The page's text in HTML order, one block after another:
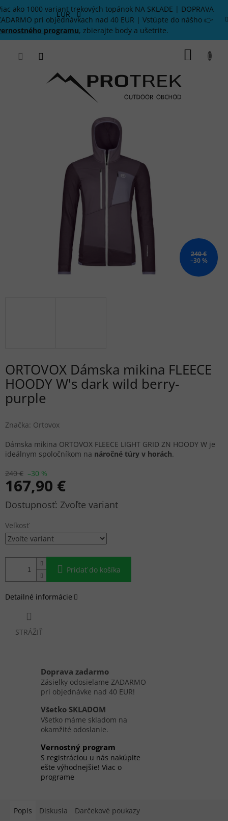
Prejsť
na
obsah
ako 1000 variant trekových topánok NA SKLADE | DOPRAVA
pri objednávkach nad 40 EUR | Vstúpte do nášho 👉
programu, zbierajte body a ušetrite.
EUR
240 €
–30 %
ORTOVOX Dámska mikina FLEECE
HOODY W's dark wild berry-
purple
Značka: Ortovox
240 € –30 %
167,90 €
Jednotková
Zvoľte variant
Veľkosť
Pridať do košíka
Dámska mikina ORTOVOX FLEECE LIGHT GRID ZN HOODY W je
ideálnym spoločníkom na náročné túry v horách.
Detailné informácie
STRÁŽIŤ
Doprava zadarmo
Zásielky odosielame ZADARMO
pri objednávke nad 40 EUR!
Všetko SKLADOM
Všetko máme skladom na
okamžité odoslanie.
Vernostný program
S registráciou u nás nakúpite
ešte výhodnejšie! Viac o
programe
Popis Diskusia Darčekové poukazy